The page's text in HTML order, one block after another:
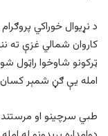
د نړیوال خوراکي
کاروان شمالي غزې ته
ټرکونو شاوخوا
امله یې ګڼ شمېر
طبي سرچینو او